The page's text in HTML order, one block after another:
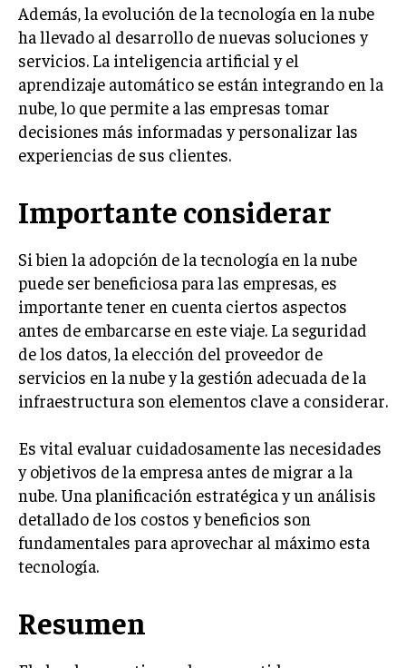
E-COMMERCE
E-COMMERCE Y COMERCIO ELECTRÓNICO
ESTRATEGIAS DE PRICING Y GESTIÓN DE
PRECIOS
GESTIÓN DE CRISIS EMPRESARIALES
EMPRESAS Y STARTUPS TECNOLÓGICAS
GESTIÓN DE LA EXPERIENCIA DEL CLIENTE
PROYECTOS
GESTIÓN DE PROYECTOS
GESTIÓN DE OPERACIONES Y CADENA DE
SUMINISTRO
LOGÍSTICA EMPRESARIAL
CALIDAD Y MEJORA CONTINUA
TALENTOS
RECURSOS HUMANOS Y GESTIÓN DEL
TALENTO
COMPENSACIÓN Y BENEFICIOS
RECLUTAMIENTO Y SELECCIÓN
DESARROLLO DE PERSONAL
Además, la evolución de la tecnología en la nube
ha llevado al desarrollo de nuevas soluciones y
servicios. La inteligencia artificial y el
aprendizaje automático se están integrando en la
nube, lo que permite a las empresas tomar
decisiones más informadas y personalizar las
experiencias de sus clientes.
Importante considerar
Si bien la adopción de la tecnología en la nube
puede ser beneficiosa para las empresas, es
importante tener en cuenta ciertos aspectos
antes de embarcarse en este viaje. La seguridad
de los datos, la elección del proveedor de
servicios en la nube y la gestión adecuada de la
infraestructura son elementos clave a considerar.
Es vital evaluar cuidadosamente las necesidades
y objetivos de la empresa antes de migrar a la
nube. Una planificación estratégica y un análisis
detallado de los costos y beneficios son
fundamentales para aprovechar al máximo esta
tecnología.
Resumen